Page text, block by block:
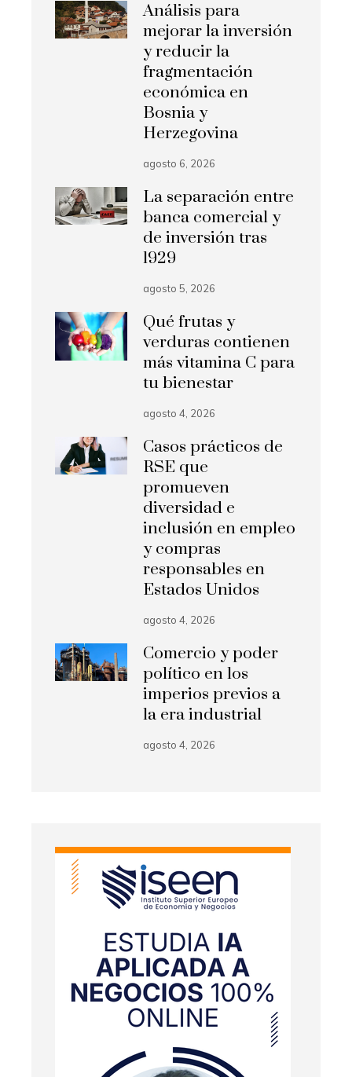
Análisis para
mejorar la inversión
y reducir la
fragmentación
económica en
Bosnia y
Herzegovina
agosto 6, 2026
La separación entre
banca comercial y
de inversión tras
1929
agosto 5, 2026
Qué frutas y
verduras contienen
más vitamina C para
tu bienestar
agosto 4, 2026
Casos prácticos de
RSE que
promueven
diversidad e
inclusión en empleo
y compras
responsables en
Estados Unidos
agosto 4, 2026
Comercio y poder
político en los
imperios previos a
la era industrial
agosto 4, 2026